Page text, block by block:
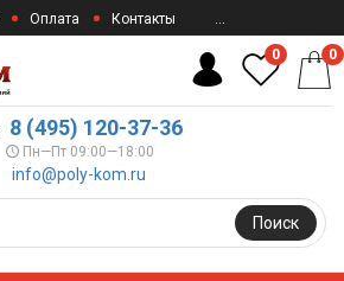
Оплата Контакты ...
8 (495) 120-37-36
Пн—Пт 09:00—18:00
info@poly-kom.ru
Поиск
0 0